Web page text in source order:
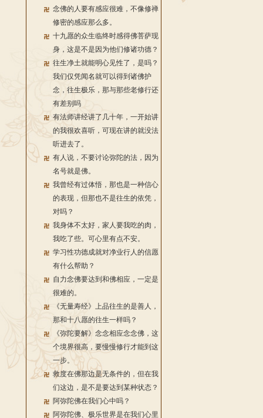
念佛的人要有感应很难，不像修禅
修密的感应那么多。
十九愿的众生临终时感得佛菩萨现
身，这是不是因为他们修诸功德？
往生净土就能明心见性了，是吗？
我们仅凭闻名就可以得到诸佛护
念，往生极乐，那与那些老修行还
有差别吗
有法师讲经讲了几十年，一开始讲
的我很欢喜听，可现在讲的就没法
听进去了。
有人说，不要讨论弥陀的法，因为
名号就是佛。
我曾经有过体悟，那也是一种信心
的表现，但那也不是往生的依凭，
对吗？
我身体不太好，家人要我吃的肉，
我吃了些。可心里有点不安。
学习性功德成就对净业行人的信愿
有什么帮助？
自力念佛要达到和佛相应，一定是
很难的。
《无量寿经》上品往生的是善人，
那和十八愿的往生一样吗？
《弥陀要解》念念相应念念佛，这
个境界很高，要慢慢修行才能到这
一步。
救度在佛那边是无条件的，但在我
们这边，是不是要达到某种状态？
阿弥陀佛在我们心中吗？
阿弥陀佛、极乐世界是在我们心里